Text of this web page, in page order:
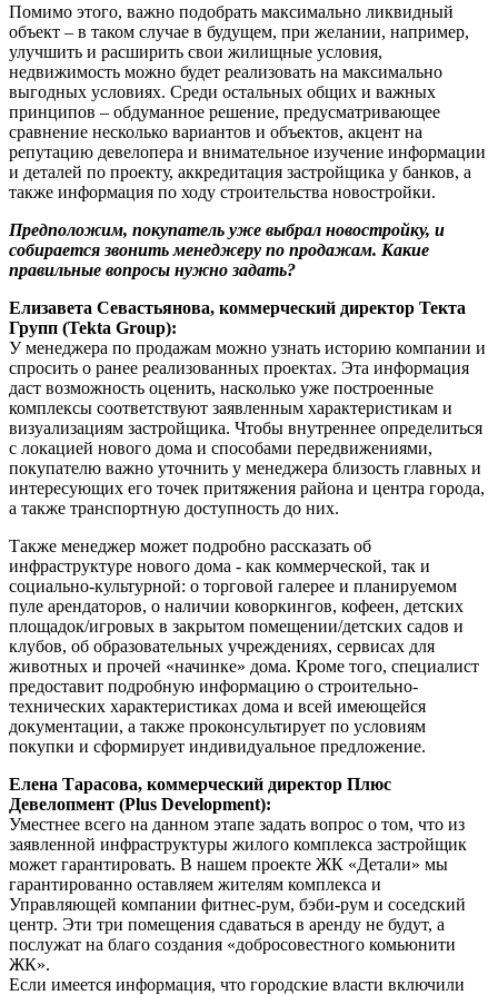
Помимо этого, важно подобрать максимально ликвидный
объект – в таком случае в будущем, при желании, например,
улучшить и расширить свои жилищные условия,
недвижимость можно будет реализовать на максимально
выгодных условиях. Среди остальных общих и важных
принципов – обдуманное решение, предусматривающее
сравнение несколько вариантов и объектов, акцент на
репутацию девелопера и внимательное изучение информации
и деталей по проекту, аккредитация застройщика у банков, а
также информация по ходу строительства новостройки.
Предположим, покупатель уже выбрал новостройку, и
собирается звонить менеджеру по продажам. Какие
правильные вопросы нужно задать?
Елизавета Севастьянова, коммерческий директор Текта
Групп (Tekta Group):
У менеджера по продажам можно узнать историю компании и
спросить о ранее реализованных проектах. Эта информация
даст возможность оценить, насколько уже построенные
комплексы соответствуют заявленным характеристикам и
визуализациям застройщика. Чтобы внутреннее определиться
с локацией нового дома и способами передвижениями,
покупателю важно уточнить у менеджера близость главных и
интересующих его точек притяжения района и центра города,
а также транспортную доступность до них.
Также менеджер может подробно рассказать об
инфраструктуре нового дома - как коммерческой, так и
социально-культурной: о торговой галерее и планируемом
пуле арендаторов, о наличии коворкингов, кофеен, детских
площадок/игровых в закрытом помещении/детских садов и
клубов, об образовательных учреждениях, сервисах для
животных и прочей «начинке» дома. Кроме того, специалист
предоставит подробную информацию о строительно-
технических характеристиках дома и всей имеющейся
документации, а также проконсультирует по условиям
покупки и сформирует индивидуальное предложение.
Елена Тарасова, коммерческий директор Плюс
Девелопмент (Plus Development):
Уместнее всего на данном этапе задать вопрос о том, что из
заявленной инфраструктуры жилого комплекса застройщик
может гарантировать. В нашем проекте ЖК «Детали» мы
гарантированно оставляем жителям комплекса и
Управляющей компании фитнес-рум, бэби-рум и соседский
центр. Эти три помещения сдаваться в аренду не будут, а
послужат на благо создания «добросовестного комьюнити
ЖК».
Если имеется информация, что городские власти включили